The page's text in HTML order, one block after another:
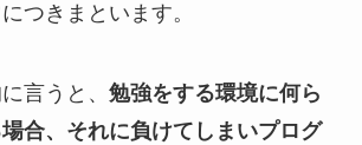
つきまといます。
言うと、 勉強をする環境に何ら
合、それに負けてしまいプログ